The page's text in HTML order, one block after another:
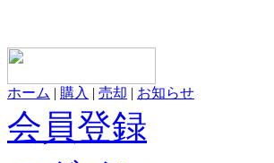
ホーム | 購入 | 売却 | お知らせ
会員登録